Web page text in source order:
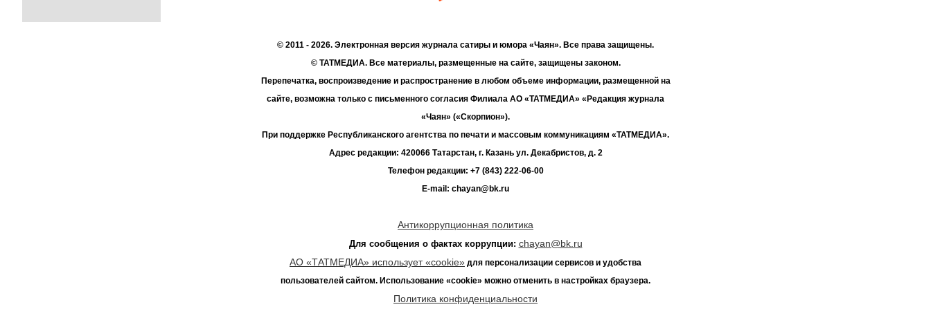
© 2011 - 2026. Электронная версия журнала сатиры и юмора «Чаян». Все права защищены.
© ТАТМЕДИА. Все материалы, размещенные на сайте, защищены законом.
Перепечатка, воспроизведение и распространение в любом объеме информации, размещенной на
сайте, возможна только с письменного согласия Филиала АО «ТАТМЕДИА» «Редакция журнала
«Чаян» («Скорпион»).
При поддержке Республиканского агентства по печати и массовым коммуникациям «ТАТМЕДИА».
Адрес редакции: 420066 Татарстан, г. Казань ул. Декабристов, д. 2
Телефон редакции: +7 (843) 222-06-00
E-mail: chayan@bk.ru
Антикоррупционная политика
Для сообщения о фактах коррупции: chayan@bk.ru
АО «ТАТМЕДИА» использует «cookie» для персонализации сервисов и удобства
пользователей сайтом. Использование «cookie» можно отменить в настройках браузера.
Политика конфиденциальности